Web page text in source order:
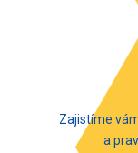
Zajistíme
a